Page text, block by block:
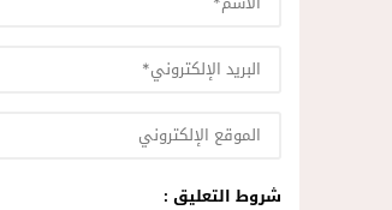
شروط التعليق :